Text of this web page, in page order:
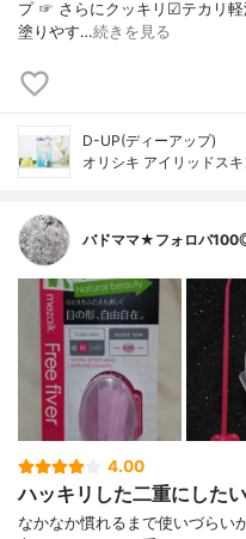
プ ☞ さらにクッキリ☑︎テカリ
塗りやす…続きを見る
D-UP(ディーアップ)
オリシキ アイリッドス
バドママ★フォロバ
4.00
ハッキリした二重にした
なかなか慣れるまで使いづらい